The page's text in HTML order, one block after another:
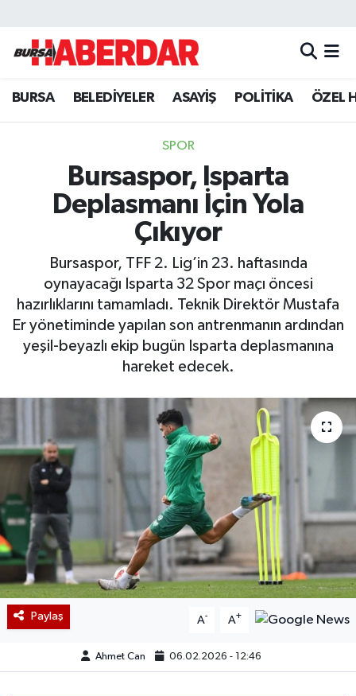
BURSA BELEDİYELER ASAYİŞ POLİTİKA ÖZEL
SPOR
Bursaspor, Isparta
Deplasmanı İçin Yola
Çıkıyor
Bursaspor, TFF 2. Lig’in 23. haftasında
oynayacağı Isparta 32 Spor maçı öncesi
hazırlıklarını tamamladı. Teknik Direktör Mustafa
Er yönetiminde yapılan son antrenmanın ardından
yeşil-beyazlı ekip bugün Isparta deplasmanına
hareket edecek.
Paylaş A- A+
Ahmet Can 06.02.2026 - 12:46
Hava Durumu
Trafik Durumu
Süper Lig Puan Durumu ve Fikstür
Tüm Manşetler
Son Dakika Haberleri
Haber Arşivi